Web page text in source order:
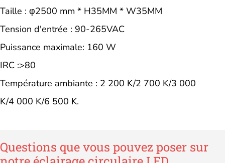
Taille : φ2500 mm * H35MM * W35MM
Tension d'entrée : 90-265VAC
Puissance maximale: 160 W
IRC :>80
Température ambiante : 2 200 K/2 700 K/3 000
K/4 000 K/6 500 K.
Questions que vous pouvez poser sur